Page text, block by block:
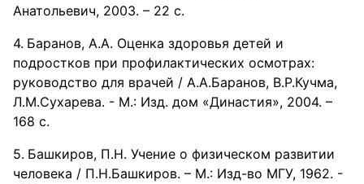
Анатольевич, 2003. – 22 с.
Баранов, A.A. Оценка здоровья детей и
подростков при профилактических осмотрах:
руководство для врачей / А.А.Баранов, В.Р.Кучма,
Л.М.Сухарева. - М.: Изд. дом «Династия», 2004. –
168 с.
Башкиров, П.Н. Учение о физическом развитии
человека / П.Н.Башкиров. – М.: Изд-во МГУ, 1962. -